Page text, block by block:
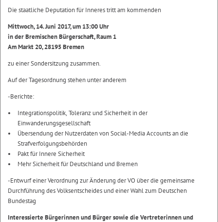
Die staatliche Deputation für Inneres tritt am kommenden
Mittwoch, 14. Juni 2017, um 13:00 Uhr
in der Bremischen Bürgerschaft, Raum 1
Am Markt 20, 28195 Bremen
zu einer Sondersitzung zusammen.
Auf der Tagesordnung stehen unter anderem
-Berichte:
Integrationspolitik, Toleranz und Sicherheit in der
Einwanderungsgesellschaft
Übersendung der Nutzerdaten von Social-Media Accounts an die
Strafverfolgungsbehörden
Pakt für Innere Sicherheit
Mehr Sicherheit für Deutschland und Bremen
-Entwurf einer Verordnung zur Änderung der VO über die gemeinsame
Durchführung des Volksentscheides und einer Wahl zum Deutschen
Bundestag
Interessierte Bürgerinnen und Bürger sowie die Vertreterinnen und